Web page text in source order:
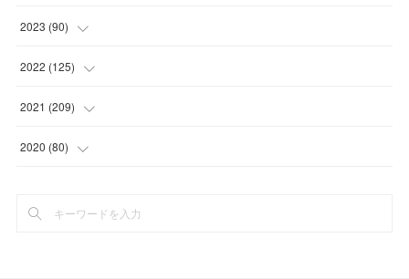
(7
(7)
(11 )
(17
(15
(1
(1)
(2)
(9
2023 (90)
(12
(17
(16
(1)
2022 (125)
(8)
(11 )
(15
2021 (209)
(9
(
2020 (80)
(